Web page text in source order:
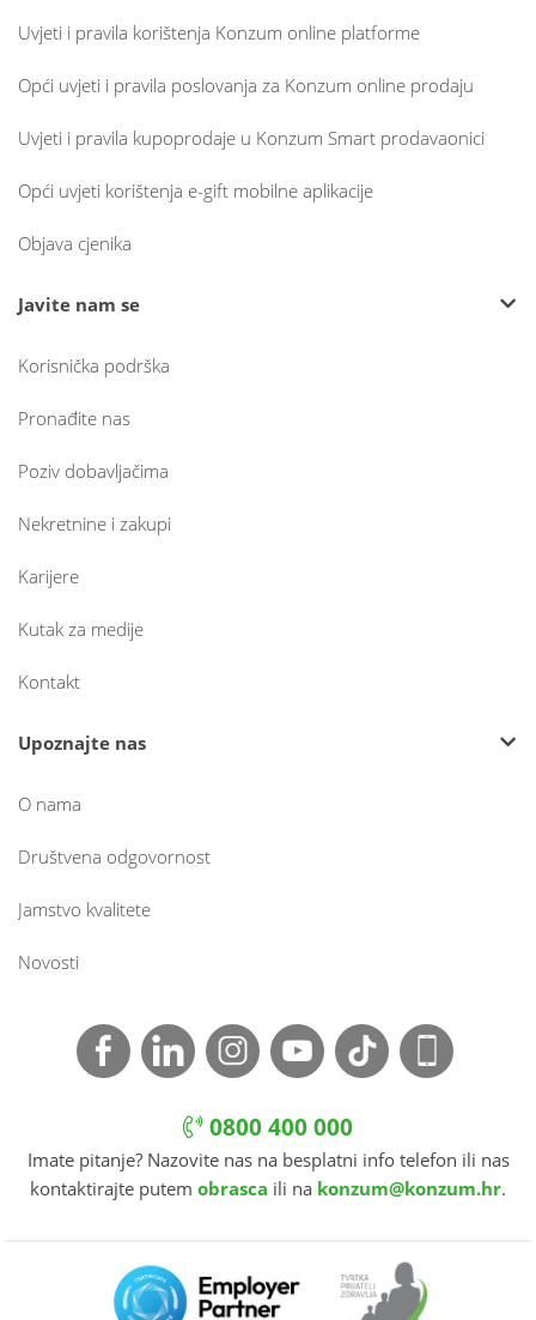
Uvjeti i pravila korištenja Konzum online platforme
Opći uvjeti i pravila poslovanja za Konzum online prodaju
Uvjeti i pravila kupoprodaje u Konzum Smart prodavaonici
Opći uvjeti korištenja e-gift mobilne aplikacije
Objava cjenika
Javite nam se
Korisnička podrška
Pronađite nas
Poziv dobavljačima
Nekretnine i zakupi
Karijere
Kutak za medije
Kontakt
Upoznajte nas
O nama
Društvena odgovornost
Jamstvo kvalitete
Novosti
0800 400 000
Imate pitanje? Nazovite nas na besplatni info telefon ili nas
kontaktirajte putem obrasca ili na konzum@konzum.hr.